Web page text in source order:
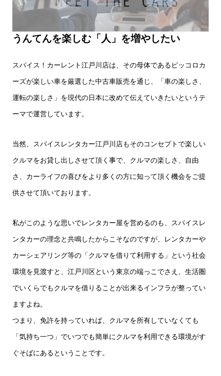
うんてんを楽しむ「人」を増やしたい
スパイス！カーレント江戸川店は、その母体であるピッコロカ
ーズが楽しい車を厳選した中古車販売を通じ、「車の楽しさ、
運転の楽しさ」を現代の日本に改めて伝えていきたいというテ
ーマで運営しています。
当然、スパイスレンタカー江戸川店もそのコンセプトで楽しい
クルマをお貸し出しさせて頂く事で、クルマの楽しさ、自由
さ、カーライフの喜びをより多くの方に知って頂く機会をご提
供させて頂いております。
私がこのような思いでレンタカー屋を営めるのも、スパイスレ
ンタカーの理念と共鳴したからこそなのですが、レンタカーや
カーシェアリング等の「クルマを借りて利用する」という社会
環境を見渡すと、江戸川区という東京の端っこでさえ、生活圏
でいくらでもクルマを借りることが出来るインフラが整ってい
ますよね。
つまり、免許を持っていれば、クルマを所有していなくても
「気持ち一つ」でいつでも簡単にクルマを利用できる環境がす
ぐそばにあるということです。